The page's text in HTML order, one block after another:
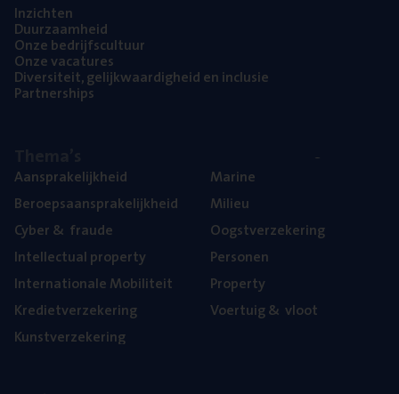
Inzich­ten
Duur­zaam­heid
Onze bedrijfs­cul­tuur
Onze vaca­tu­res
Diver­si­teit, gelijk­waar­dig­heid en inclusie
Part­ner­ships
Aan­spra­ke­lijk­heid
Beroeps­aan­spra­ke­lijk­heid
Cyber& fraude
Intel­lec­tu­al property
Inter­na­ti­o­na­le Mobiliteit
Kre­diet­ver­ze­ke­ring
Kunst­ver­ze­ke­ring
Mari­ne
Mili­eu
Oogst­ver­ze­ke­ring
Per­so­nen
Pro­per­ty
Voer­tuig& vloot